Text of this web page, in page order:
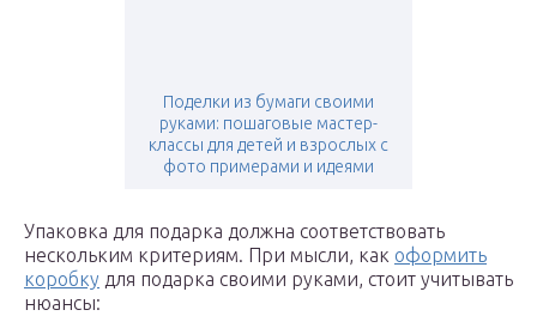
Поделки из бумаги своими
руками: пошаговые мастер-
классы для детей и взрослых с
фото примерами и идеями
Упаковка для подарка должна соответствовать
нескольким критериям. При мысли, как оформить
коробку для подарка своими руками, стоит учитывать
нюансы: